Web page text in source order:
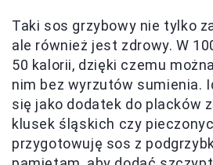
Taki sos grzybowy nie tylko
ale również jest zdrowy. W
50 kalorii, dzięki czemu
nim bez wyrzutów sumienia.
się jako dodatek do placków
klusek śląskich czy
przygotowuję sos z